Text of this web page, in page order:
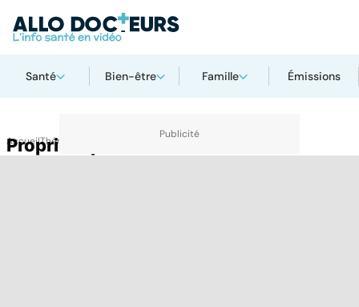
Santé Bien-être Famille Émissions
AccueilThématiques
Proprioception